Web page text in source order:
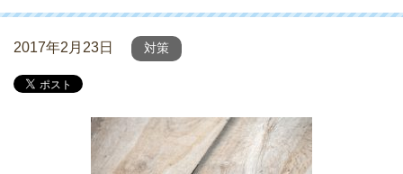
2017年2月23日 対策